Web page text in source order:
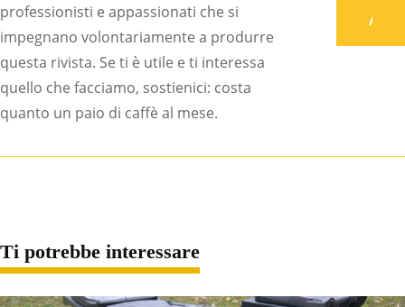
professionisti e appassionati che si
impegnano volontariamente a produrre
questa rivista. Se ti è utile e ti interessa
quello che facciamo, sostienici: costa
quanto un paio di caffè al mese.
Ti potrebbe interessare